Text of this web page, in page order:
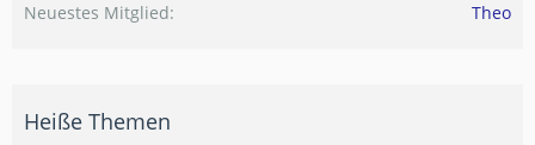
Neuestes Mitglied
Theo
Heiße Themen